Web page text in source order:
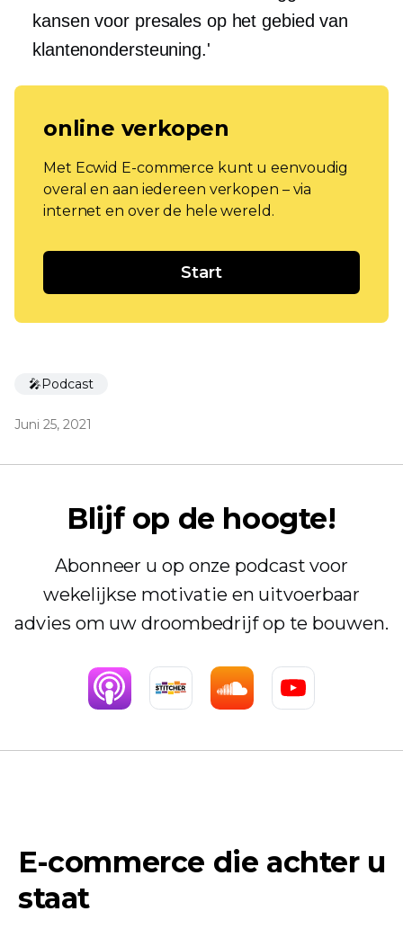
kansen voor presales op het gebied van
klantenondersteuning.'
online verkopen
Met Ecwid E-commerce kunt u eenvoudig
overal en aan iedereen verkopen – via
internet en over de hele wereld.
Start
🎤Podcast
Juni 25, 2021
Blijf op de hoogte!
Abonneer u op onze podcast voor
wekelijkse motivatie en uitvoerbaar
advies om uw droombedrijf op te bouwen.
E-commerce die achter u
staat